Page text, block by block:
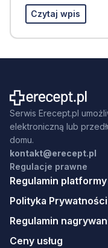
Czytaj wpis
Serwis Erecept.pl
elektroniczną lub
domu.
kontakt@erecept.pl
Regulacje prawne
Regulamin
Polityka Prywatności
Regulamin
Ceny usług